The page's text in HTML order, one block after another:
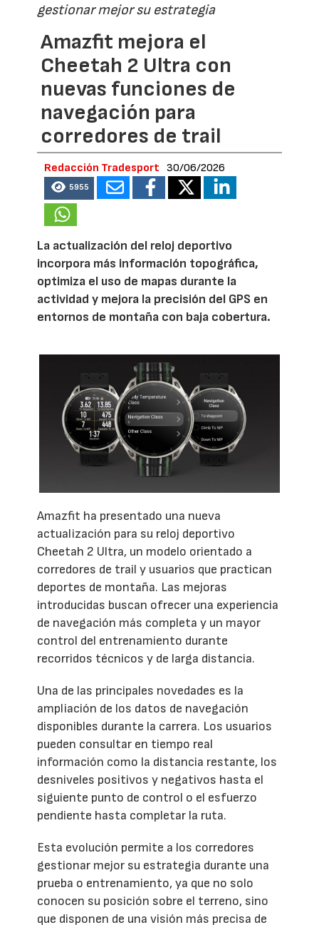
gestionar mejor su estrategia
Amazfit mejora el
Cheetah 2 Ultra con
nuevas funciones de
navegación para
corredores de trail
Redacción Tradesport 30/06/2026
5955
La actualización del reloj deportivo
incorpora más información topográfica,
optimiza el uso de mapas durante la
actividad y mejora la precisión del GPS en
entornos de montaña con baja cobertura.
Amazfit ha presentado una nueva
actualización para su reloj deportivo
Cheetah 2 Ultra, un modelo orientado a
corredores de trail y usuarios que practican
deportes de montaña. Las mejoras
introducidas buscan ofrecer una experiencia
de navegación más completa y un mayor
control del entrenamiento durante
recorridos técnicos y de larga distancia.
Una de las principales novedades es la
ampliación de los datos de navegación
disponibles durante la carrera. Los usuarios
pueden consultar en tiempo real
información como la distancia restante, los
desniveles positivos y negativos hasta el
siguiente punto de control o el esfuerzo
pendiente hasta completar la ruta.
Esta evolución permite a los corredores
gestionar mejor su estrategia durante una
prueba o entrenamiento, ya que no solo
conocen su posición sobre el terreno, sino
que disponen de una visión más precisa de